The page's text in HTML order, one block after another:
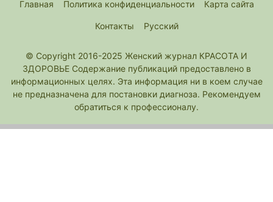
Главная Политика конфиденциальности Карта сайта
Контакты Русский
© Copyright 2016-2025 Женский журнал КРАСОТА И
ЗДОРОВЬЕ Содержание публикаций предоставлено в
информационных целях. Эта информация ни в коем случае
не предназначена для постановки диагноза. Рекомендуем
обратиться к профессионалу.